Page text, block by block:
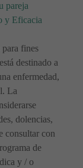
pareja
y Eficacia
fines
destinado a
enfermedad,
La
dolencias,
consultar con
de
y / o